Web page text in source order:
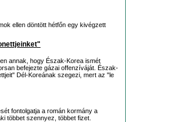
ellen döntött hétfőn egy kivégzett
annak, hogy Észak-Korea ismét
befejezte gázai offenzíváját. Észak-
Dél-Koreának szegezi, mert az "le
fontolgatja a román kormány a
többet szennyez, többet fizet.